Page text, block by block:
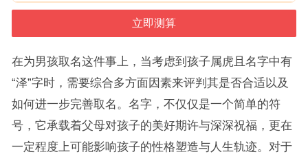
在为男孩取名这件事上，当考虑到孩子属虎且名字中有
“泽”字时，需要综合多方面因素来评判其是否合适以及
如何进一步完善取名。名字，不仅仅是一个简单的符
号，它承载着父母对孩子的美好期许与深深祝福，更在
一定程度上可能影响孩子的性格塑造与人生轨迹。对于